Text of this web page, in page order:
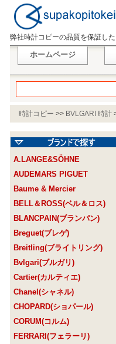
弊社時計コピーの品質を保証し
ホームページ
時計コピー >> BVLGARI 時計
A.LANGE&SÖHNE
AUDEMARS PIGUET
Baume & Mercier
BELL＆ROSS(ベル＆ロス)
BLANCPAIN(ブランパン)
Breguet(ブレゲ)
Breitling(ブライトリング)
Bvlgari(ブルガリ)
Cartier(カルティエ)
Chanel(シャネル)
CHOPARD(ショパール)
CORUM(コルム)
FERRARI(フェラーリ)